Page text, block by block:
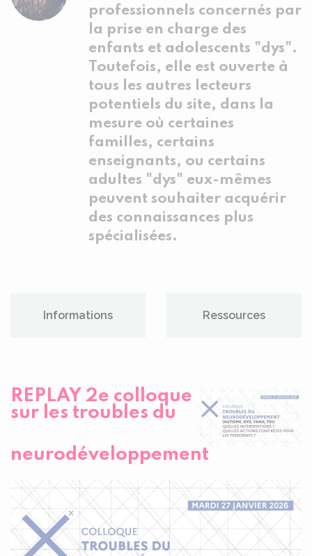
professionnels concernés par
la prise en charge des
enfants et adolescents "dys".
Toutefois, elle est ouverte à
tous les autres lecteurs
potentiels du site, dans la
mesure où certaines
familles, certains
enseignants, ou certains
adultes "dys" eux-mêmes
peuvent souhaiter acquérir
des connaissances plus
spécialisées.
Informations Ressources
REPLAY 2e colloque
sur les troubles du
neurodéveloppement